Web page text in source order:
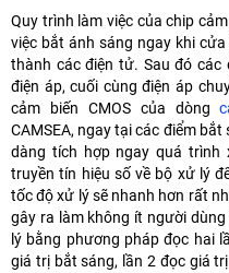
Quy trình làm việc của chip
việc bắt ánh sáng ngay khi
thành các điện tử. Sau đó
điện áp, cuối cùng điện áp
cảm biến CMOS của dòng
CAMSEA, ngay tại các điểm
dàng tích hợp ngay quá
truyền tín hiệu số về bộ xử lý
tốc độ xử lý sẽ nhanh hơn rất
gây ra làm không ít người
lý bằng phương pháp đọc hai
giá trị bắt sáng, lần 2 đọc giá